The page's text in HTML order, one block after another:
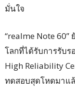
มั่นใจ
“realme Note 60”
โลกที่ได้รับการรับ
High Reliability
ทดสอบสุดโหดมาแ